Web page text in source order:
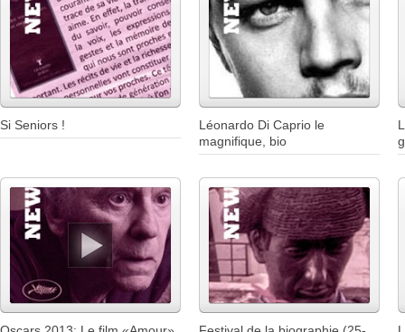
Si Seniors !
Léonardo Di Caprio le
magnifique, bio